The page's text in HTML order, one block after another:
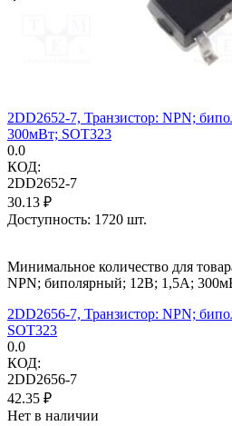
90...300
2DD2652-7, Транзистор: NPN;
300мВт; SOT323
0.0
КОД:
2DD2652-7
30.13 ₽
Доступность: 1720 шт.
Минимальное количество для
NPN; биполярный; 12В; 1,5А;
2DD2656-7, Транзистор: NPN;
SOT323
0.0
КОД:
2DD2656-7
42.35 ₽
Нет в наличии